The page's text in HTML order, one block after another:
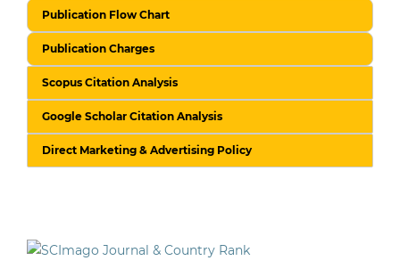
Publication Flow Chart
Publication Charges
Scopus Citation Analysis
Google Scholar Citation Analysis
Direct Marketing & Advertising Policy